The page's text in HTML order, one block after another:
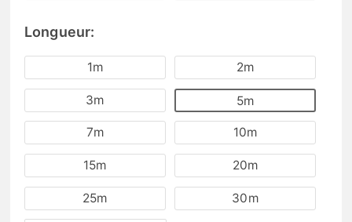
Longueur:
1m 2m
3m 5m
7m 10m
15m 20m
25m 30m